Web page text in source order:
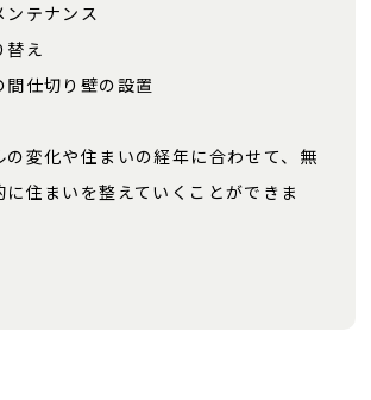
ンテナンス
替え
間仕切り壁の設置
の変化や住まいの経年に合わせて、無
住まいを整えていくことができま